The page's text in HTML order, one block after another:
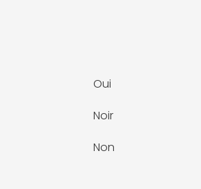
Oui
Noir
Non